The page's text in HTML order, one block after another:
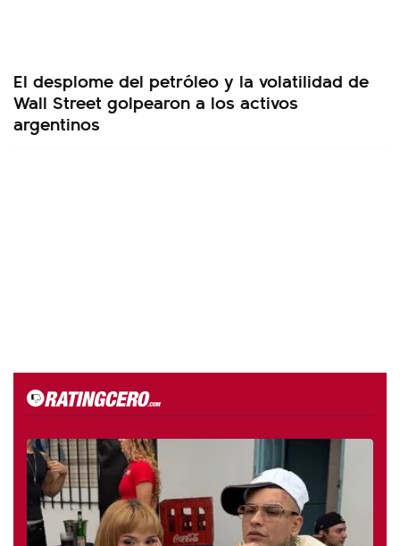
El desplome del petróleo y la volatilidad de
Wall Street golpearon a los activos
argentinos